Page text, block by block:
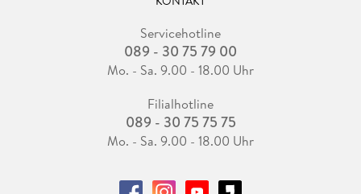
Servicehotline
089 - 30 75 79 00
Mo. - Sa. 9.00 - 18.00 Uhr
Filialhotline
089 - 30 75 75 75
Mo. - Sa. 9.00 - 18.00 Uhr